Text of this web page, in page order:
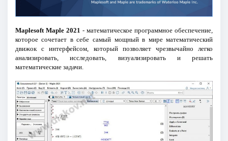
Maplesoft Maple 2021 - математическое программное обеспечение,
которое сочетает в себе самый мощный в мире математический
движок с интерфейсом, который позволяет чрезвычайно легко
анализировать, исследовать, визуализировать и решать
математические задачи.